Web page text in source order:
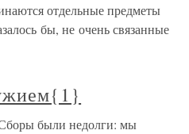
отдельные предметы
бы, не очень связанные
были недолги: мы